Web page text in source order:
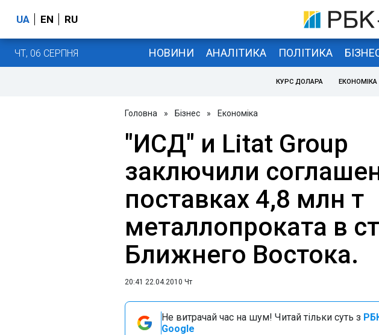
UA EN RU
ЧТ, 06 СЕРПНЯ НОВИНИ АНАЛІТИКА ПОЛІТИКА
КУРС ДОЛАРА ЕКОНОМІКА
Головна » Бізнес » Економіка
"ИСД" и Litat Group
заключили
поставках 4,8 млн т
металлопроката в
Ближнего Востока.
20:41 22.04.2010 Чт
Не витрачай час на шум! Читай тільки суть з
Google